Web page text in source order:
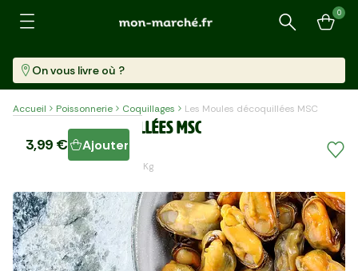
Recherche
0
On vous livre où ?
Accueil Poissonnerie Coquillages Les Moules décoquillées MSC
Les Moules décoquillées MSC
19,95 €/kg
3,99 € Ajouter